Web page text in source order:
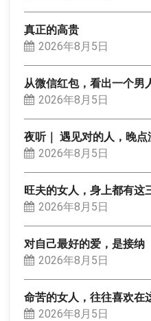
真正的高贵
2026年8月5日
从微信红包，看出一个男
2026年8月5日
夜听｜ 遇见对的人，晚点
2026年8月5日
旺夫的女人，身上都有这
2026年8月5日
对自己最好的爱，是接纳
2026年8月5日
命苦的女人，往往喜欢在
2026年8月5日